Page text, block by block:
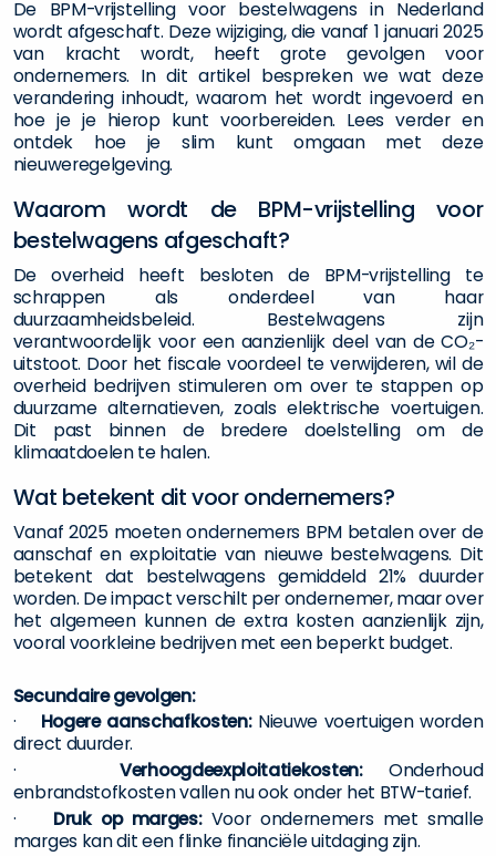
De BPM-vrijstelling voor bestelwagens in Nederland
wordt afgeschaft. Deze wijziging, die vanaf 1 januari 2025
van kracht wordt, heeft grote gevolgen voor
ondernemers. In dit artikel bespreken we wat deze
verandering inhoudt, waarom het wordt ingevoerd en
hoe je je hierop kunt voorbereiden. Lees verder en
ontdek hoe je slim kunt omgaan met deze
nieuweregelgeving.
Waarom wordt de BPM-vrijstelling voor
bestelwagens afgeschaft?
De overheid heeft besloten de BPM-vrijstelling te
schrappen als onderdeel van haar
duurzaamheidsbeleid. Bestelwagens zijn
verantwoordelijk voor een aanzienlijk deel van de CO₂-
uitstoot. Door het fiscale voordeel te verwijderen, wil de
overheid bedrijven stimuleren om over te stappen op
duurzame alternatieven, zoals elektrische voertuigen.
Dit past binnen de bredere doelstelling om de
klimaatdoelen te halen.
Wat betekent dit voor ondernemers?
Vanaf 2025 moeten ondernemers BPM betalen over de
aanschaf en exploitatie van nieuwe bestelwagens. Dit
betekent dat bestelwagens gemiddeld 21% duurder
worden. De impact verschilt per ondernemer, maar over
het algemeen kunnen de extra kosten aanzienlijk zijn,
vooral voorkleine bedrijven met een beperkt budget.
Secundaire gevolgen:
· Hogere aanschafkosten:Nieuwe voertuigen worden
direct duurder.
·Verhoogdeexploitatiekosten:Onderhoud
enbrandstofkosten vallen nu ook onder het BTW-tarief.
· Druk op marges:Voor ondernemers met smalle
marges kan dit een flinke financiële uitdaging zijn.